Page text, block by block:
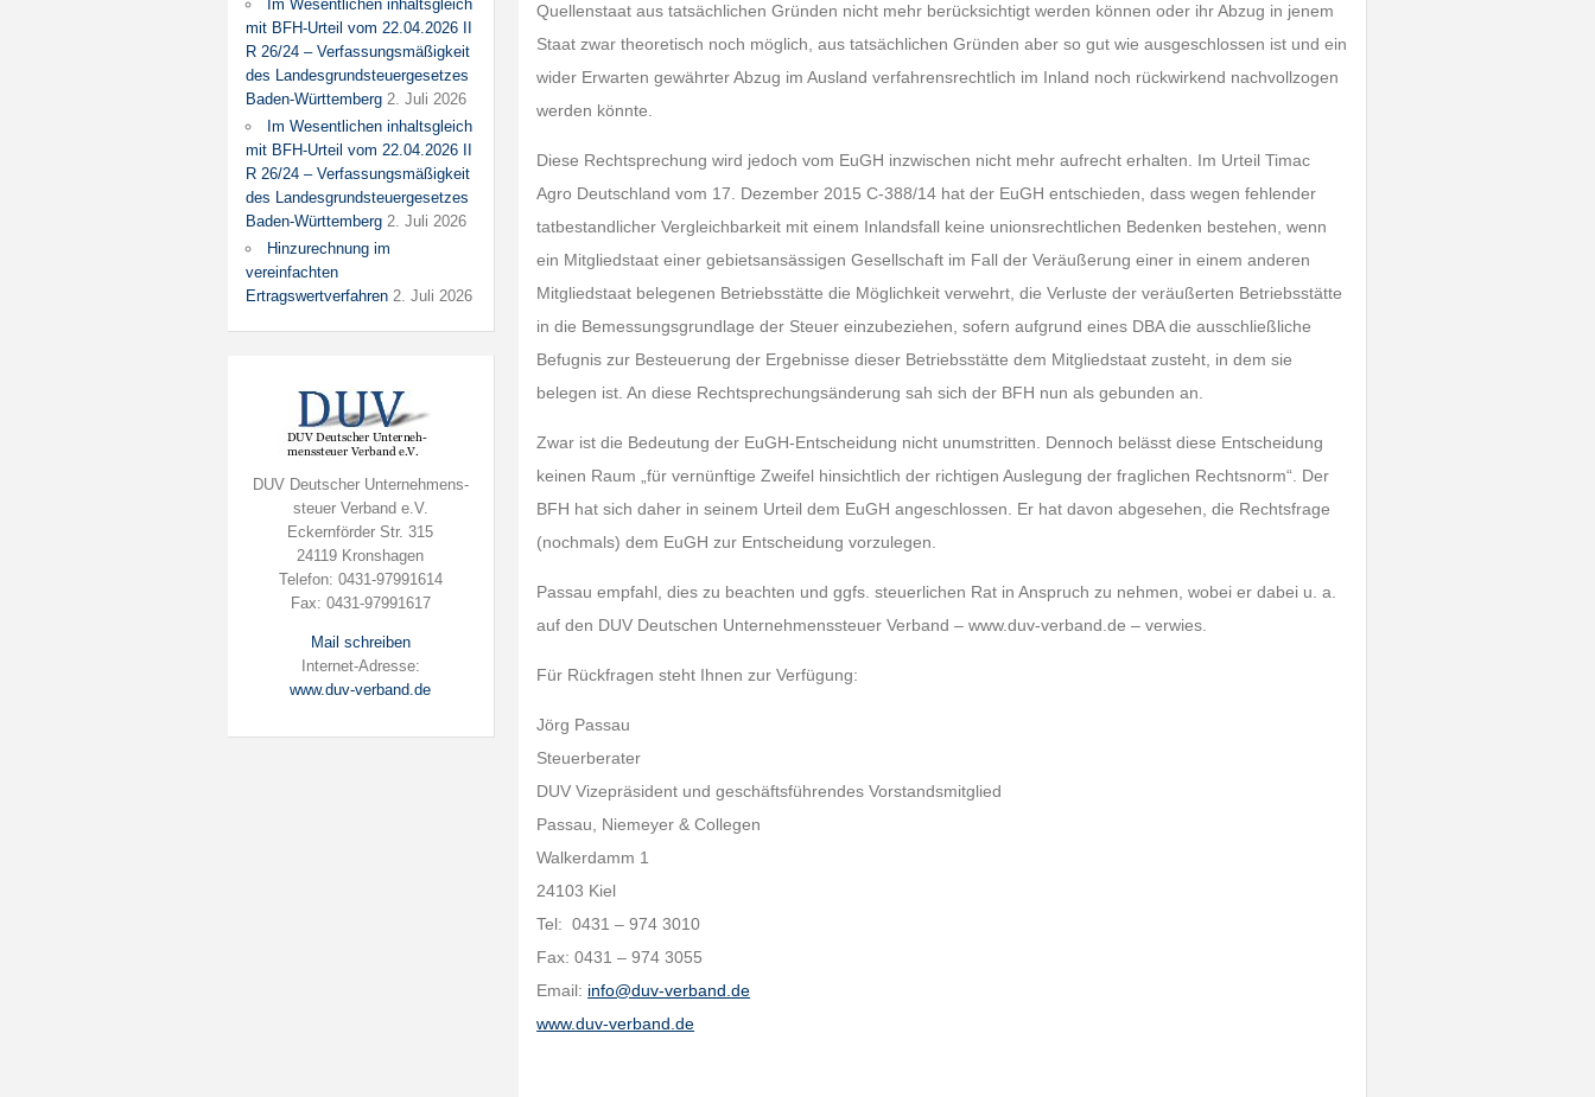
Im Wesentlichen inhaltsgleich
mit BFH-Urteil vom 22.04.2026 II
R 26/24 – Verfassungsmäßigkeit
des Landesgrundsteuergesetzes
Baden-Württemberg 2. Juli 2026
Im Wesentlichen inhaltsgleich
mit BFH-Urteil vom 22.04.2026 II
R 26/24 – Verfassungsmäßigkeit
des Landesgrundsteuergesetzes
Baden-Württemberg 2. Juli 2026
Hinzurechnung im
vereinfachten
Ertragswertverfahren 2. Juli 2026
DUV Deutscher Unternehmens-
steuer Verband e.V.
Eckernförder Str. 315
24119 Kronshagen
Telefon: 0431-97991614
Fax: 0431-97991617
Mail schreiben
Internet-Adresse:
www.duv-verband.de
Quellenstaat aus tatsächlichen Gründen nicht mehr berücksichtigt werden können oder ihr Abzug in jenem
Staat zwar theoretisch noch möglich, aus tatsächlichen Gründen aber so gut wie ausgeschlossen ist und ein
wider Erwarten gewährter Abzug im Ausland verfahrensrechtlich im Inland noch rückwirkend nachvollzogen
werden könnte.
Diese Rechtsprechung wird jedoch vom EuGH inzwischen nicht mehr aufrecht erhalten. Im Urteil Timac
Agro Deutschland vom 17. Dezember 2015 C-388/14 hat der EuGH entschieden, dass wegen fehlender
tatbestandlicher Vergleichbarkeit mit einem Inlandsfall keine unionsrechtlichen Bedenken bestehen, wenn
ein Mitgliedstaat einer gebietsansässigen Gesellschaft im Fall der Veräußerung einer in einem anderen
Mitgliedstaat belegenen Betriebsstätte die Möglichkeit verwehrt, die Verluste der veräußerten Betriebsstätte
in die Bemessungsgrundlage der Steuer einzubeziehen, sofern aufgrund eines DBA die ausschließliche
Befugnis zur Besteuerung der Ergebnisse dieser Betriebsstätte dem Mitgliedstaat zusteht, in dem sie
belegen ist. An diese Rechtsprechungsänderung sah sich der BFH nun als gebunden an.
Zwar ist die Bedeutung der EuGH-Entscheidung nicht unumstritten. Dennoch belässt diese Entscheidung
keinen Raum „für vernünftige Zweifel hinsichtlich der richtigen Auslegung der fraglichen Rechtsnorm“. Der
BFH hat sich daher in seinem Urteil dem EuGH angeschlossen. Er hat davon abgesehen, die Rechtsfrage
(nochmals) dem EuGH zur Entscheidung vorzulegen.
Passau empfahl, dies zu beachten und ggfs. steuerlichen Rat in Anspruch zu nehmen, wobei er dabei u. a.
auf den DUV Deutschen Unternehmenssteuer Verband – www.duv-verband.de – verwies.
Für Rückfragen steht Ihnen zur Verfügung:
Jörg Passau
Steuerberater
DUV Vizepräsident und geschäftsführendes Vorstandsmitglied
Passau, Niemeyer & Collegen
Walkerdamm 1
24103 Kiel
Tel: 0431 – 974 3010
Fax: 0431 – 974 3055
Email: info@duv-verband.de
www.duv-verband.de